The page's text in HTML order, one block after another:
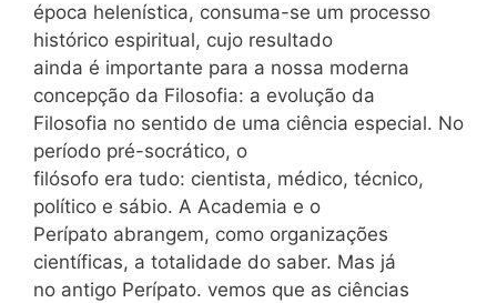
época helenística, consuma-se um processo
histórico espiritual, cujo resultado
ainda é importante para a nossa moderna
concepção da Filosofia: a evolução da
Filosofia no sentido de uma ciência especial. No
período pré-socrático, o
filósofo era tudo: cientista, médico, técnico,
político e sábio. A Academia e o
Perípato abrangem, como organizações
científicas, a totalidade do saber. Mas já
no antigo Perípato. vemos que as ciências